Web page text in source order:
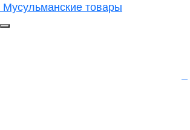
Мусульманские товары